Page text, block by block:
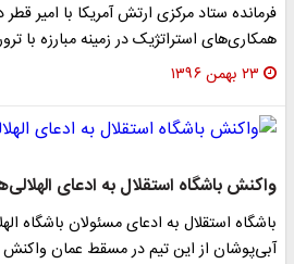
فرمانده ستاد مرکزی ارتش آمریکا با امیر قطر
همکاری‌های استراتژیک در زمینه مبارزه با
۲۳ بهمن ۱۳۹۶
واکنش باشگاه استقلال به ادعای
باشگاه استقلال به ادعای مسئولان باشگاه
آبی‌پوشان از این تیم در مسقط عمان واکنش